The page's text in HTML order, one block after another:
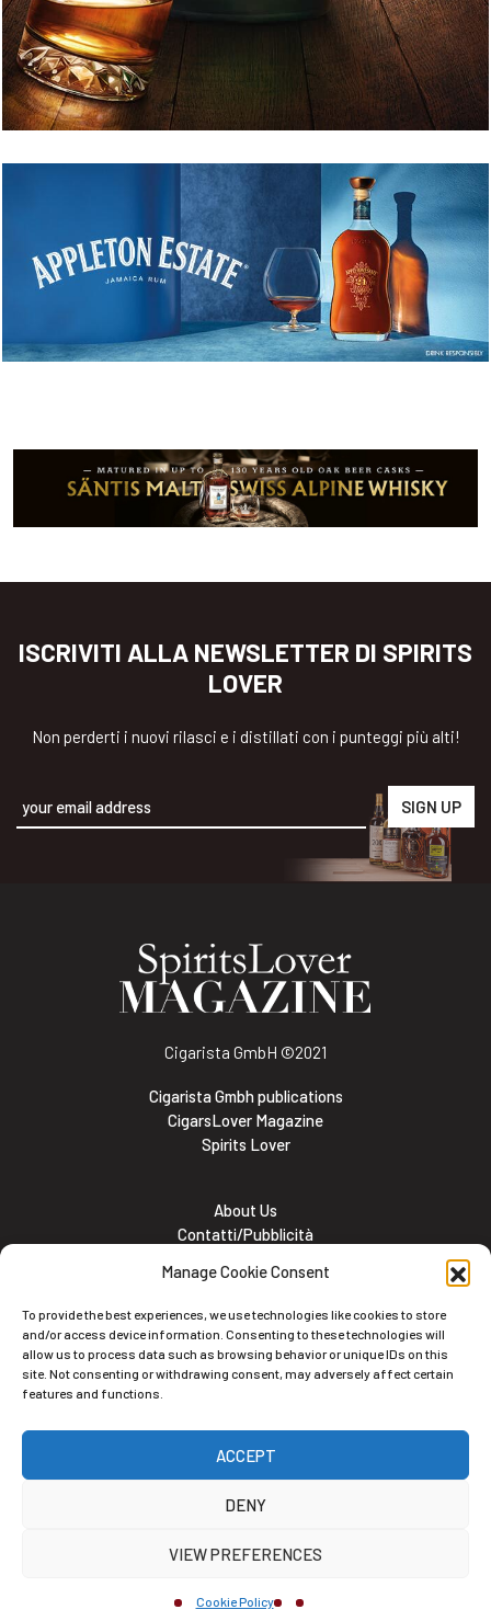
Manage Cookie Consent
To provide the best experiences, we use technologies like cookies to store
and/or access device information. Consenting to these technologies will
allow us to process data such as browsing behavior or unique IDs on this
site. Not consenting or withdrawing consent, may adversely affect certain
features and functions.
ACCEPT
DENY
VIEW PREFERENCES
Cookie Policy
ISCRIVITI ALLA NEWSLETTER DI SPIRITS
LOVER
Non perderti i nuovi rilasci e i distillati con i punteggi più alti!
Cigarista GmbH ©2021
Cigarista Gmbh publications
CigarsLover Magazine
Spirits Lover
About Us
Contatti/Pubblicità
Meet the team
Lavora con noi
Cookie and Privacy policy
Iscriviti alla nostra newsletter
Alternative: